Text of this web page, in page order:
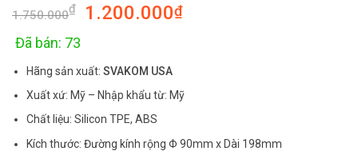
out of 5
based on
rating
1.750.000₫ 1.200.000₫
Đã bán: 73
Hãng sản xuất: SVAKOM USA
Xuất xứ: Mỹ – Nhập khẩu từ: Mỹ
Chất liệu: Silicon TPE, ABS
Kích thước: Đường kính rộng Φ 90mm x Dài 198mm